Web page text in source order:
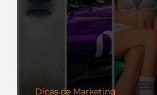
Dicas de Marketing